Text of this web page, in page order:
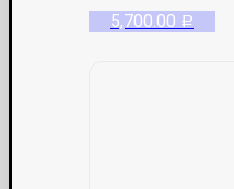
5,700.00 Р